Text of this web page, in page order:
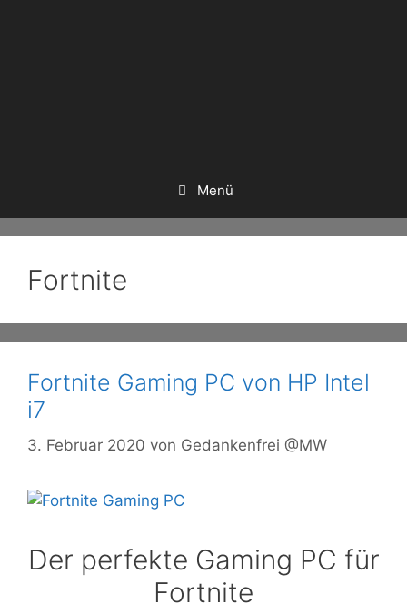
Menü
Fortnite
Fortnite Gaming PC von HP Intel
i7
3. Februar 2020 von Gedankenfrei @MW
Der perfekte Gaming PC für
Fortnite